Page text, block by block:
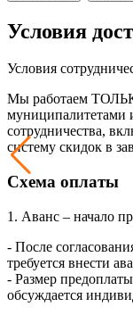
Условия
Условия
Мы работаем
муниципалитетами
сотрудничества,
систему скидок в
Схема оплаты
1. Аванс – начало
- После
требуется внести
- Размер
обсуждается